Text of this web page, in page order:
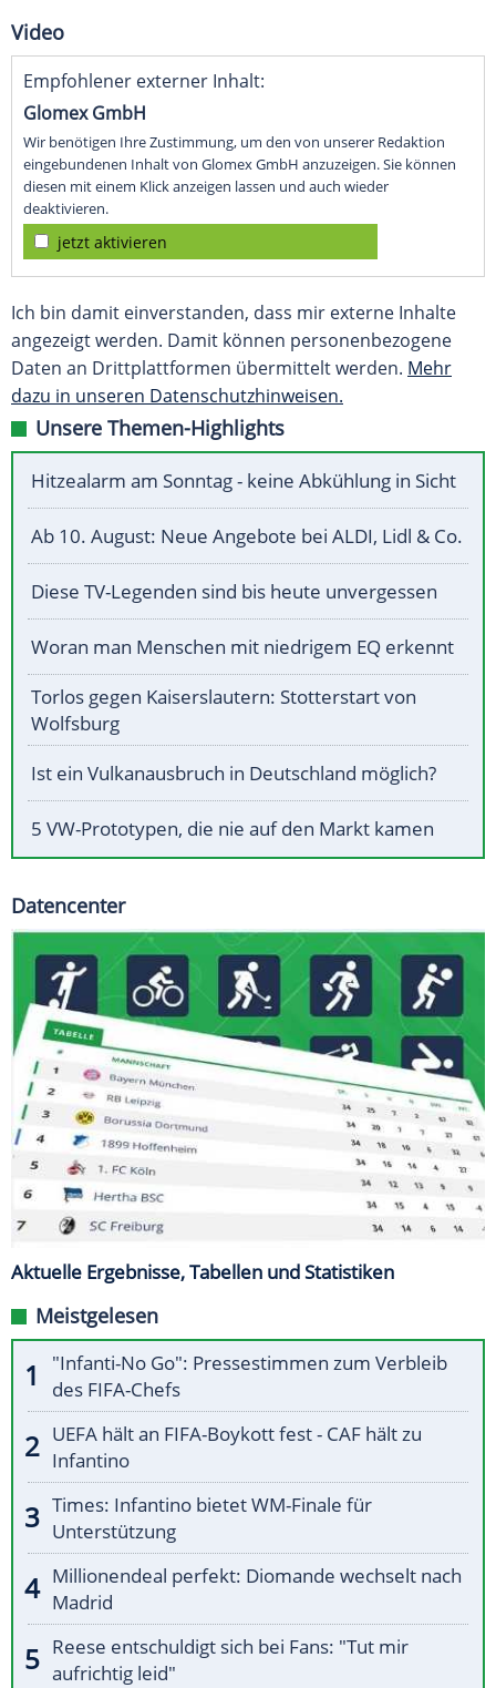
Video
Empfohlener externer Inhalt:
Glomex GmbH
Wir benötigen Ihre Zustimmung, um den von unserer Redaktion
eingebundenen Inhalt von Glomex GmbH anzuzeigen. Sie können
diesen mit einem Klick anzeigen lassen und auch wieder
deaktivieren.
jetzt aktivieren
Ich bin damit einverstanden, dass mir externe Inhalte
angezeigt werden. Damit können personenbezogene
Daten an Drittplattformen übermittelt werden. Mehr
dazu in unseren Datenschutzhinweisen.
Unsere Themen-Highlights
Hitzealarm am Sonntag - keine Abkühlung in Sicht
Ab 10. August: Neue Angebote bei ALDI, Lidl & Co.
Diese TV-Legenden sind bis heute unvergessen
Woran man Menschen mit niedrigem EQ erkennt
Torlos gegen Kaiserslautern: Stotterstart von
Wolfsburg
Ist ein Vulkanausbruch in Deutschland möglich?
5 VW-Prototypen, die nie auf den Markt kamen
Datencenter
Aktuelle Ergebnisse, Tabellen und Statistiken
Meistgelesen
"Infanti-No Go": Pressestimmen zum Verbleib
des FIFA-Chefs
UEFA hält an FIFA-Boykott fest - CAF hält zu
Infantino
Times: Infantino bietet WM-Finale für
Unterstützung
Millionendeal perfekt: Diomande wechselt nach
Madrid
Reese entschuldigt sich bei Fans: "Tut mir
aufrichtig leid"